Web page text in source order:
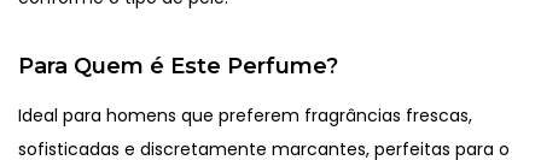
Para Quem é Este Perfume?
Ideal para homens que preferem fragrâncias frescas,
sofisticadas e discretamente marcantes, perfeitas para o